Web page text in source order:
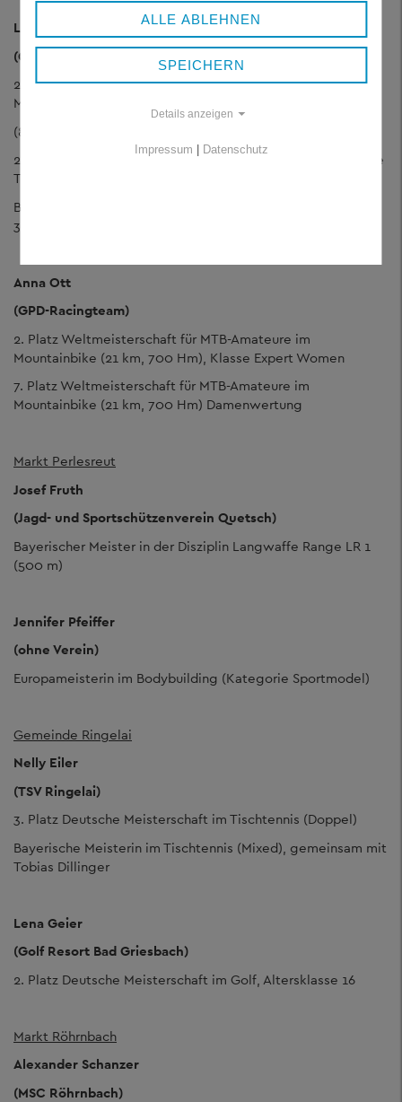
Lars Herold
(GPD-Racingteam)
2. Platz Weltmeisterschaft für MTB-Amateure im
Mountainbike
(80km, 3700 Hm), Klasse Senior Expert Men
2. Platz Deutsche Meisterschaft im Skimarathon (42km, freie
Technik), Altersklasse 36
Bayerischer und Deutscher Meister im Skilanglauf (Staffel,
3x5 km), Mastersklasse
Anna Ott
(GPD-Racingteam)
2. Platz Weltmeisterschaft für MTB-Amateure im
Mountainbike (21 km, 700 Hm), Klasse Expert Women
7. Platz Weltmeisterschaft für MTB-Amateure im
Mountainbike (21 km, 700 Hm) Damenwertung
Markt Perlesreut
Josef Fruth
(Jagd- und Sportschützenverein Quetsch)
Bayerischer Meister in der Disziplin Langwaffe Range LR 1
(500 m)
Jennifer Pfeiffer
(ohne Verein)
Europameisterin im Bodybuilding (Kategorie Sportmodel)
Gemeinde Ringelai
Nelly Eiler
(TSV Ringelai)
3. Platz Deutsche Meisterschaft im Tischtennis (Doppel)
Bayerische Meisterin im Tischtennis (Mixed), gemeinsam mit
Tobias Dillinger
Lena Geier
(Golf Resort Bad Griesbach)
2. Platz Deutsche Meisterschaft im Golf, Altersklasse 16
Markt Röhrnbach
Alexander Schanzer
(MSC Röhrnbach)
ALLE ABLEHNEN
SPEICHERN
Details anzeigen
Impressum Datenschutz